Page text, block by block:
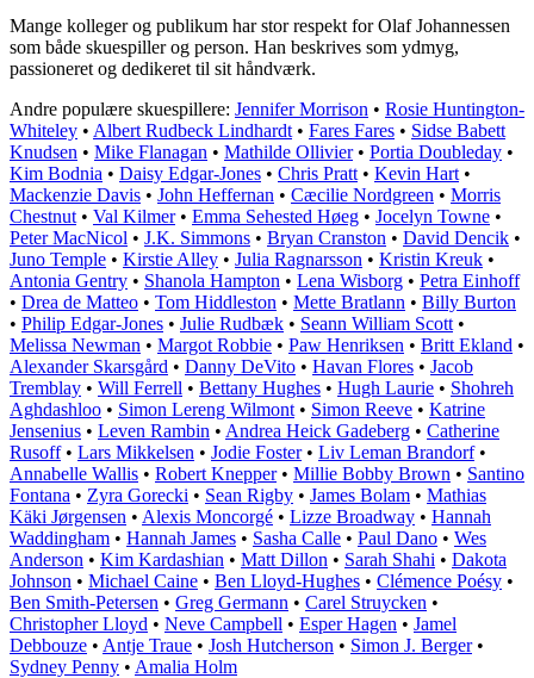
Mange kolleger og publikum har stor respekt for Olaf Johannessen
som både skuespiller og person. Han beskrives som ydmyg,
passioneret og dedikeret til sit håndværk.
Andre populære skuespillere: Jennifer Morrison • Rosie Huntington-
Whiteley • Albert Rudbeck Lindhardt • Fares Fares • Sidse Babett
Knudsen • Mike Flanagan • Mathilde Ollivier• Portia Doubleday •
Kim Bodnia • Daisy Edgar-Jones • Chris Pratt • Kevin Hart •
Mackenzie Davis • John Heffernan • Cæcilie Nordgreen • Morris
Chestnut • Val Kilmer• Emma Sehested Høeg • Jocelyn Towne •
Peter MacNicol • J.K. Simmons • Bryan Cranston • David Dencik •
Juno Temple • Kirstie Alley • Julia Ragnarsson • Kristin Kreuk •
Antonia Gentry • Shanola Hampton • Lena Wisborg • Petra Einhoff
• Drea de Matteo • Tom Hiddleston • Mette Bratlann • Billy Burton
• Philip Edgar-Jones • Julie Rudbæk • Seann William Scott •
Melissa Newman • Margot Robbie • Paw Henriksen • Britt Ekland •
Alexander Skarsgård • Danny DeVito • Havan Flores • Jacob
Tremblay • Will Ferrell • Bettany Hughes • Hugh Laurie • Shohreh
Aghdashloo • Simon Lereng Wilmont • Simon Reeve • Katrine
Jensenius • Leven Rambin • Andrea Heick Gadeberg • Catherine
Rusoff• Lars Mikkelsen • Jodie Foster• Liv Leman Brandorf•
Annabelle Wallis • Robert Knepper• Millie Bobby Brown • Santino
Fontana • Zyra Gorecki • Sean Rigby • James Bolam • Mathias
Käki Jørgensen • Alexis Moncorgé • Lizze Broadway • Hannah
Waddingham • Hannah James • Sasha Calle • Paul Dano • Wes
Anderson • Kim Kardashian • Matt Dillon • Sarah Shahi • Dakota
Johnson • Michael Caine • Ben Lloyd-Hughes • Clémence Poésy •
Ben Smith-Petersen • Greg Germann • Carel Struycken •
Christopher Lloyd • Neve Campbell • Esper Hagen • Jamel
Debbouze • Antje Traue • Josh Hutcherson • Simon J. Berger•
Sydney Penny • Amalia Holm